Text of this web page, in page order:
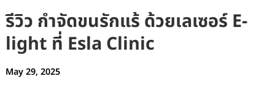
รีวิว กำจัดขนรักแร้ ด้วยเลเซอร์ E-
light ที่ Esla Clinic
May 29, 2025